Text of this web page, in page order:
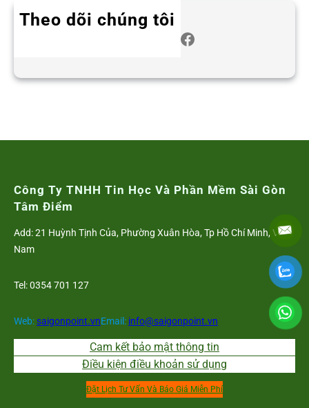
Theo dõi chúng tôi
Facebook
Công Ty TNHH Tin Học Và Phần Mềm Sài Gòn
Tâm Điểm
Add: 21 Huỳnh Tịnh Của, Phường Xuân Hòa, Tp Hồ Chí Minh, Việt
Nam
Tel: 0354 701 127
Web:saigonpoint.vnEmail: info@saigonpoint.vn
Cam kết bảo mật thông tin
Điều kiện điều khoản sử dụng
Đặt Lịch Tư Vấn Và Báo Giá Miễn Phí